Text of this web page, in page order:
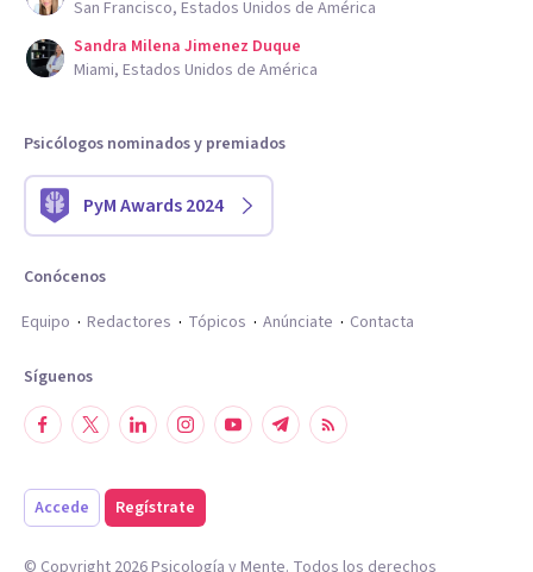
San Francisco, Estados Unidos de América
Sandra Milena Jimenez Duque
Miami, Estados Unidos de América
Psicólogos nominados y premiados
PyM Awards 2024
Conócenos
Equipo
Redactores Tópicos Anúnciate Contacta
Síguenos
Accede Regístrate
© Copyright 2026Psicología y Mente. Todos los derechos